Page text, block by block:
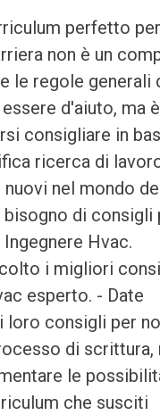
perfetto per
non è un
le regole generali
d'aiuto, ma
consigliare in
ricerca di
nuovi nel mondo
bisogno di consigli
Hvac.
i migliori
esperto. - Date
loro consigli per
di scrittura,
le
che susciti